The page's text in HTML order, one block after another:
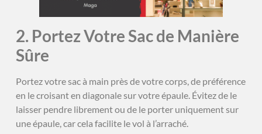
2. Portez Votre Sac de Manière
Sûre
Portez votre sac à main près de votre corps, de préférence
en le croisant en diagonale sur votre épaule. Évitez de le
laisser pendre librement ou de le porter uniquement sur
une épaule, car cela facilite le vol à l’arraché.